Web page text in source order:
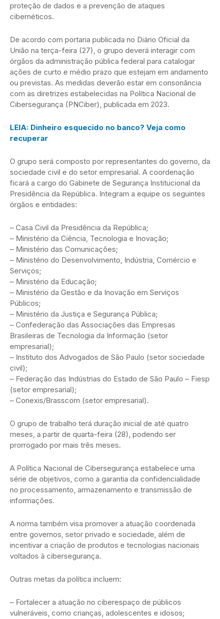
proteção de dados e a prevenção de ataques
cibernéticos.
De acordo com portaria publicada no Diário Oficial da
União na terça-feira (27), o grupo deverá interagir com
órgãos da administração pública federal para catalogar
ações de curto e médio prazo que estejam em andamento
ou previstas. As medidas deverão estar em consonância
com as diretrizes estabelecidas na Política Nacional de
Cibersegurança (PNCiber), publicada em 2023.
LEIA: Dinheiro esquecido no banco? Veja como
recuperar
O grupo será composto por representantes do governo, da
sociedade civil e do setor empresarial. A coordenação
ficará a cargo do Gabinete de Segurança Institucional da
Presidência da República. Integram a equipe os seguintes
órgãos e entidades:
– Casa Civil da Presidência da República;
– Ministério da Ciência, Tecnologia e Inovação;
– Ministério das Comunicações;
– Ministério do Desenvolvimento, Indústria, Comércio e
Serviços;
– Ministério da Educação;
– Ministério da Gestão e da Inovação em Serviços
Públicos;
– Ministério da Justiça e Segurança Pública;
– Confederação das Associações das Empresas
Brasileiras de Tecnologia da Informação (setor
empresarial);
– Instituto dos Advogados de São Paulo (setor sociedade
civil);
– Federação das Indústrias do Estado de São Paulo – Fiesp
(setor empresarial);
– Conexis/Brasscom (setor empresarial).
O grupo de trabalho terá duração inicial de até quatro
meses, a partir de quarta-feira (28), podendo ser
prorrogado por mais três meses.
A Política Nacional de Cibersegurança estabelece uma
série de objetivos, como a garantia da confidencialidade
no processamento, armazenamento e transmissão de
informações.
A norma também visa promover a atuação coordenada
entre governos, setor privado e sociedade, além de
incentivar a criação de produtos e tecnologias nacionais
voltados à cibersegurança.
Outras metas da política incluem:
– Fortalecer a atuação no ciberespaço de públicos
vulneráveis, como crianças, adolescentes e idosos;